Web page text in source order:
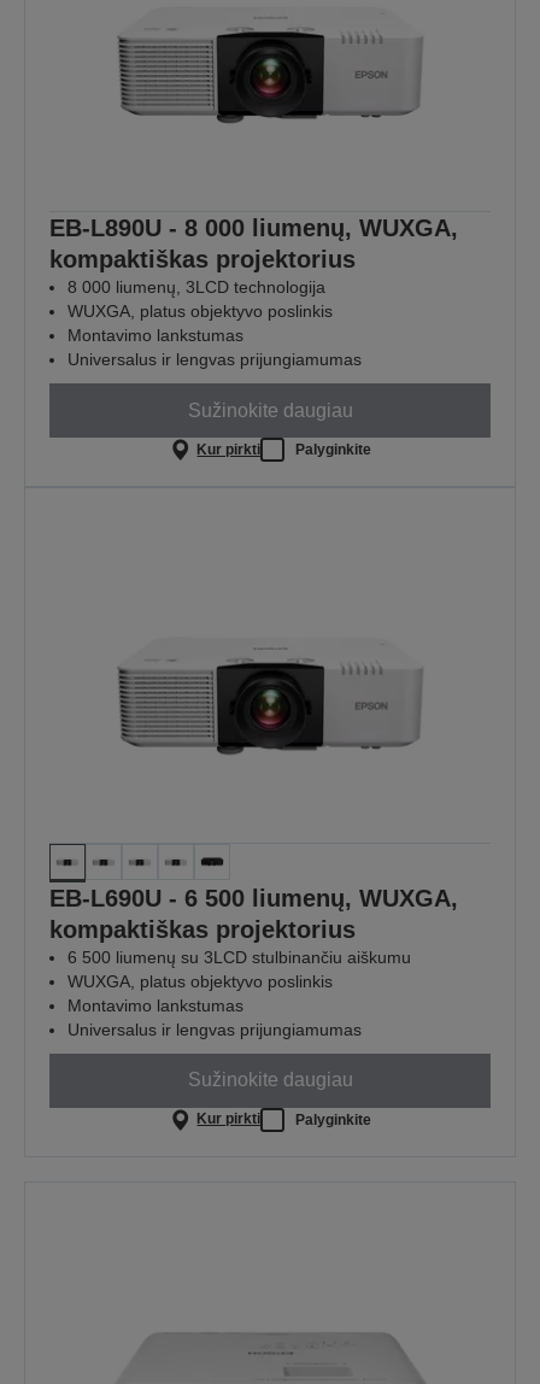
EB-L890U - 8 000 liumenų, WUXGA,
kompaktiškas projektorius
8 000 liumenų, 3LCD technologija
WUXGA, platus objektyvo poslinkis
Montavimo lankstumas
Universalus ir lengvas prijungiamumas
Sužinokite daugiau
Kur pirkti Palyginkite
EB-L690U - 6 500 liumenų, WUXGA,
kompaktiškas projektorius
6 500 liumenų su 3LCD stulbinančiu aiškumu
WUXGA, platus objektyvo poslinkis
Montavimo lankstumas
Universalus ir lengvas prijungiamumas
Sužinokite daugiau
Kur pirkti Palyginkite